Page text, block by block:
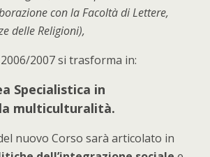
con la Facoltà di Lettere,
delle Religioni),
2006/2007 si trasforma in:
Specialistica in
multiculturalità.
nuovo Corso sarà articolato in